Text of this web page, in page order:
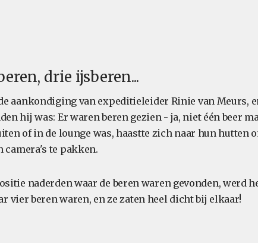
drie ijsberen...
aankondiging van expeditieleider Rinie van Meurs,
hij was: Er waren beren gezien - ja, niet één beer
of in de lounge was, haastte zich naar hun hutten
te pakken.
naderden waar de beren waren gevonden, werd
vier beren waren, en ze zaten heel dicht bij elkaar!